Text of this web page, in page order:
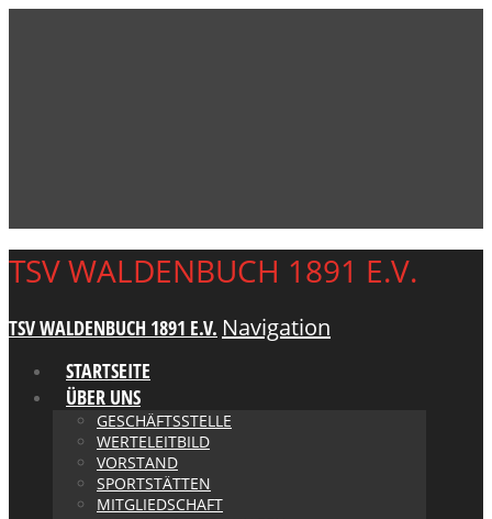
TSV WALDENBUCH 1891 E.V.
TSV WALDENBUCH 1891 E.V. Navigation
STARTSEITE
ÜBER UNS
GESCHÄFTSSTELLE
WERTELEITBILD
VORSTAND
SPORTSTÄTTEN
MITGLIEDSCHAFT